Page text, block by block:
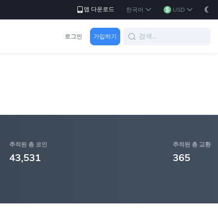
앱 다운로드 한국어 USD
로그인 가입하기
추적된 총 코인
43,531
추적된 총 교환
365